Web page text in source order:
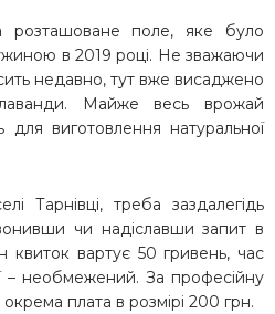
розташоване поле, яке було
в 2019 році. Не зважаючи
недавно, тут вже висаджено
Майже весь врожай
для виготовлення натуральної
Тарнівці, треба заздалегідь
чи надіславши запит в
квиток вартує 50 гривень, час
– необмежений. За професійну
плата в розмірі 200 грн.